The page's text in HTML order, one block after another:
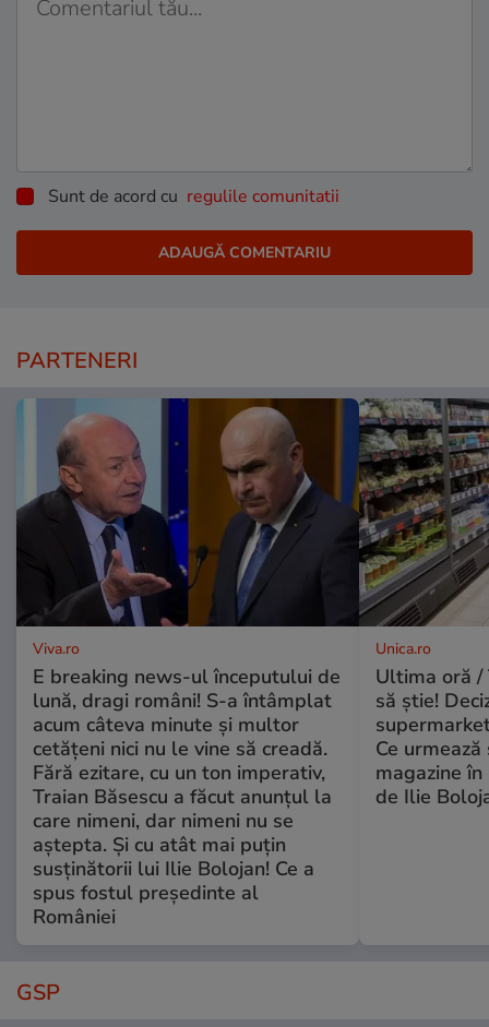
Sunt de acord cu regulile comunitatii
PARTENERI
Viva.ro
E breaking news-ul începutului de
lună, dragi români! S-a întâmplat
acum câteva minute și multor
cetățeni nici nu le vine să creadă.
Fără ezitare, cu un ton imperativ,
Traian Băsescu a făcut anunțul la
care nimeni, dar nimeni nu se
aștepta. Și cu atât mai puțin
susținătorii lui Ilie Bolojan! Ce a
spus fostul președinte al
României
Unica.ro
Ultima oră /
să știe!
Ce
magazine
de Ilie
GSP